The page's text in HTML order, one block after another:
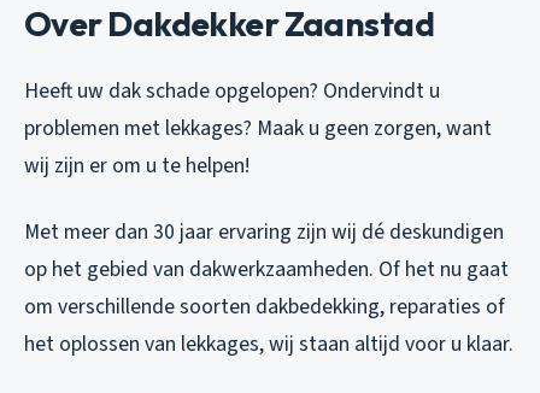
Over Dakdekker Zaanstad
Heeft uw dak schade opgelopen? Ondervindt u
problemen met lekkages? Maak u geen zorgen, want
wij zijn er om u te helpen!
Met meer dan 30 jaar ervaring zijn wij dé deskundigen
op het gebied van dakwerkzaamheden. Of het nu gaat
om verschillende soorten dakbedekking, reparaties of
het oplossen van lekkages, wij staan altijd voor u klaar.